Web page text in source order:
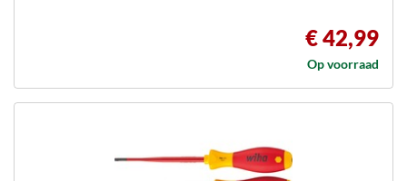
€ 42,99
Op voorraad